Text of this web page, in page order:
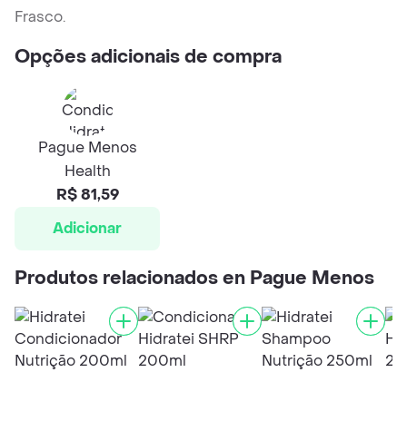
Frasco.
Opções adicionais de compra
Pague Menos
Health
R$ 81,59
Adicionar
Produtos relacionados en Pague Menos